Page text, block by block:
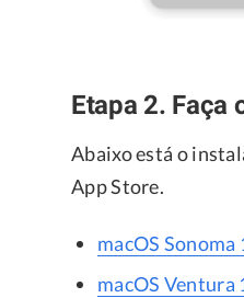
Etapa 2. Faça
Abaixo está o
App Store.
macOS Sonoma
macOS Ventura